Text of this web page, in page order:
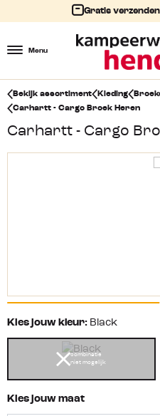
Gratis verzenden
Menu
Bekijk assortiment Kleding
Carhartt - Cargo Broek Heren
Carhartt - Cargo
Kies jouw kleur: Black
combinatie
niet mogelijk
Kies jouw maat